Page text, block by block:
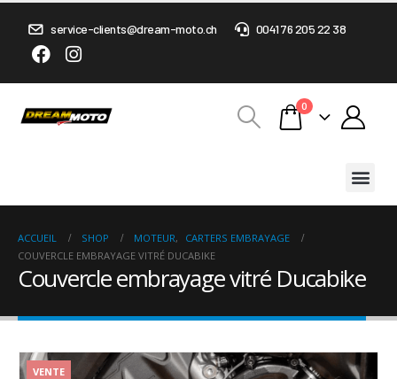
service-clients@dream-moto.ch 0041 76 205 22 38
0
ACCUEIL SHOP MOTEUR,
CARTERS EMBRAYAGE
COUVERCLE EMBRAYAGE VITRÉ DUCABIKE
Couvercle embrayage vitré Ducabike
VENTE